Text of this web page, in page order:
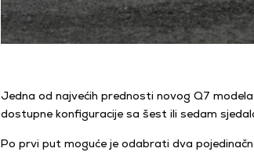
Jedna od najvećih prednosti novog Q7
dostupne konfiguracije sa šest ili sedam
Po prvi put moguće je odabrati dva